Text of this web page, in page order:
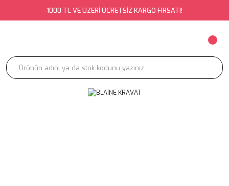
1000 TL VE ÜZERİ ÜCRETSİZ KARGO FIRSATI!